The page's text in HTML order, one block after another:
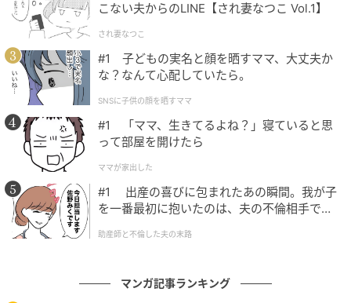
「学校には行ったけど、恥ずかしくなって教室に入れ
なかったんだ……」
と、思いがけない言葉が返ってきます。
なんと、夫は私が用意した服を着ずに、いつものお気
に入りのTシャツに短パン姿で参観に出かけたのです。
そして、息子の教室に入ろうとしたところ、他の保護
者の服装とあまりにも違いすぎて気後れしてしまい、
教室に入らず、そのまま帰ってしまったそう。
私が「どうして用意した服を着なかったの？」と聞く
見てくれなかったんだよ？」と怒りが収まらない様子
こない夫からのLINE【され妻なつこ Vol.1】
され妻なつこ
#1 子どもの実名と顔を晒すママ、大丈夫か
な？なんて心配していたら。
SNSに子供の顔を晒すママ
#1 「ママ、生きてるよね？」寝ていると思
って部屋を開けたら
ママが家出した
#1 出産の喜びに包まれたあの瞬間。我が子
を一番最初に抱いたのは、夫の不倫相手でし
助産師と不倫した夫の末路
マンガ記事ランキング